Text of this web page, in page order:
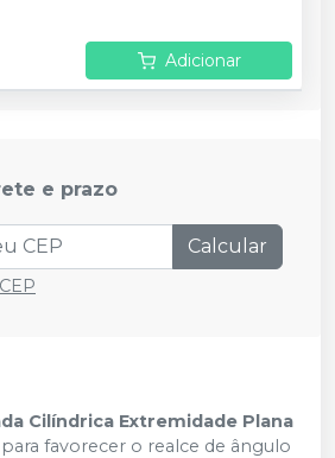
Adicionar
e prazo
Calcular
Cilíndrica Extremidade Plana
para favorecer o realce de ângulo